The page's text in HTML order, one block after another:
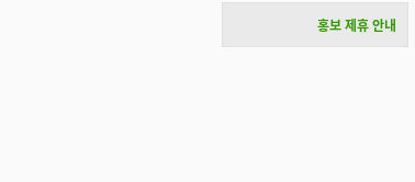
홍보 제휴 안내